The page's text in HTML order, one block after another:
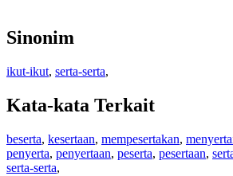
Sinonim
ikut-ikut, serta-serta,
Kata-kata Terkait
beserta, kesertaan, mempesertakan,
penyerta, penyertaan, peserta, pesertaan,
serta-serta,